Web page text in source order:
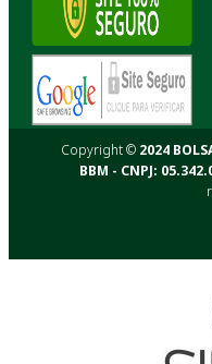
Copyright © 2024
BBM - CNPJ: